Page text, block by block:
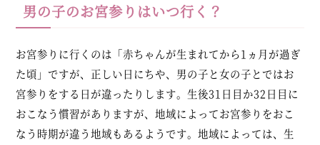
男の子のお宮参りはいつ行く？
お宮参りに行くのは「赤ちゃんが生まれてから1ヵ月が過ぎ
た頃」ですが、正しい日にちや、男の子と女の子とではお
宮参りをする日が違ったりします。生後31日目か32日目に
おこなう慣習がありますが、地域によってお宮参りをおこ
なう時期が違う地域もあるようです。地域によっては、生